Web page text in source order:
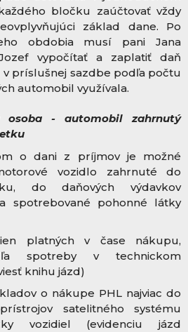
bločku zaúčtovať vždy
základ dane. Po
obdobia musí pani Jana
vypočítať a zaplatiť daň
príslušnej sazdbe podľa počtu
automobil využívala.
osoba - automobil zahrnutý
o dani z príjmov je možné
vozidlo zahrnuté do
do daňových výdavkov
spotrebované pohonné látky
v čase nákupu,
spotreby v technickom
knihu jázd)
o nákupe PHL najviac do
satelitného systému
vozidiel (evidenciu jázd